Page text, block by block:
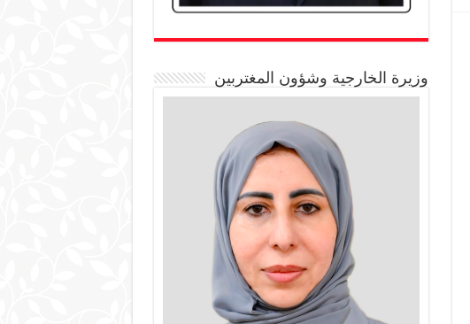
وزيرة الخارجية وشؤون المغتربين